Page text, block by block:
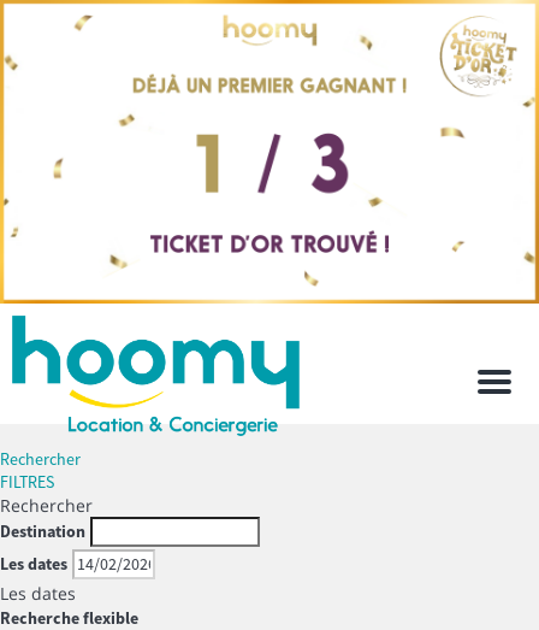
Menu
Rechercher
FILTRES
Rechercher
Destination
Les dates
Les dates
Recherche flexible